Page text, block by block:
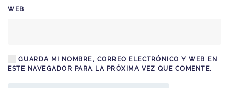
WEB
GUARDA MI NOMBRE, CORREO ELECTRÓNICO Y WEB EN
ESTE NAVEGADOR PARA LA PRÓXIMA VEZ QUE COMENTE.